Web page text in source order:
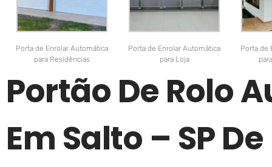
Porta de Enrolar Automática
para Residências
Porta de Enrolar Automática
para Loja
Porta de
Portão De Rolo
Em Salto – SP